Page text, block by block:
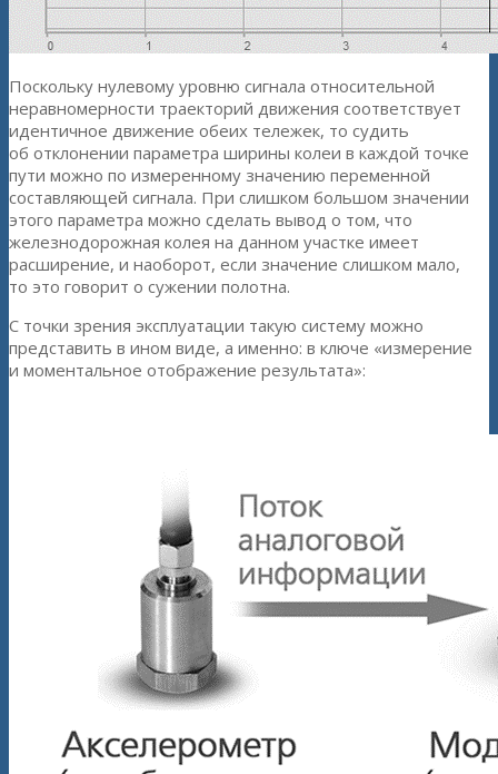
Поскольку нулевому уровню сигнала относительной
неравномерности траекторий движения соответствует
идентичное движение обеих тележек, то судить
об отклонении параметра ширины колеи в каждой точке
пути можно по измеренному значению переменной
составляющей сигнала. При слишком большом значении
этого параметра можно сделать вывод о том, что
железнодорожная колея на данном участке имеет
расширение, и наоборот, если значение слишком мало,
то это говорит о сужении полотна.
С точки зрения эксплуатации такую систему можно
представить в ином виде, а именно: в ключе «измерение
и моментальное отображение результата»: